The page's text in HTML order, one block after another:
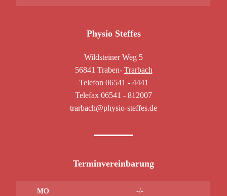
Physio Steffes
Wildsteiner Weg 5
56841 Traben- Trarbach
Telefon 06541 - 4441
Telefax 06541 - 812007
trarbach@physio-steffes.de
Terminvereinbarung
MO -/-